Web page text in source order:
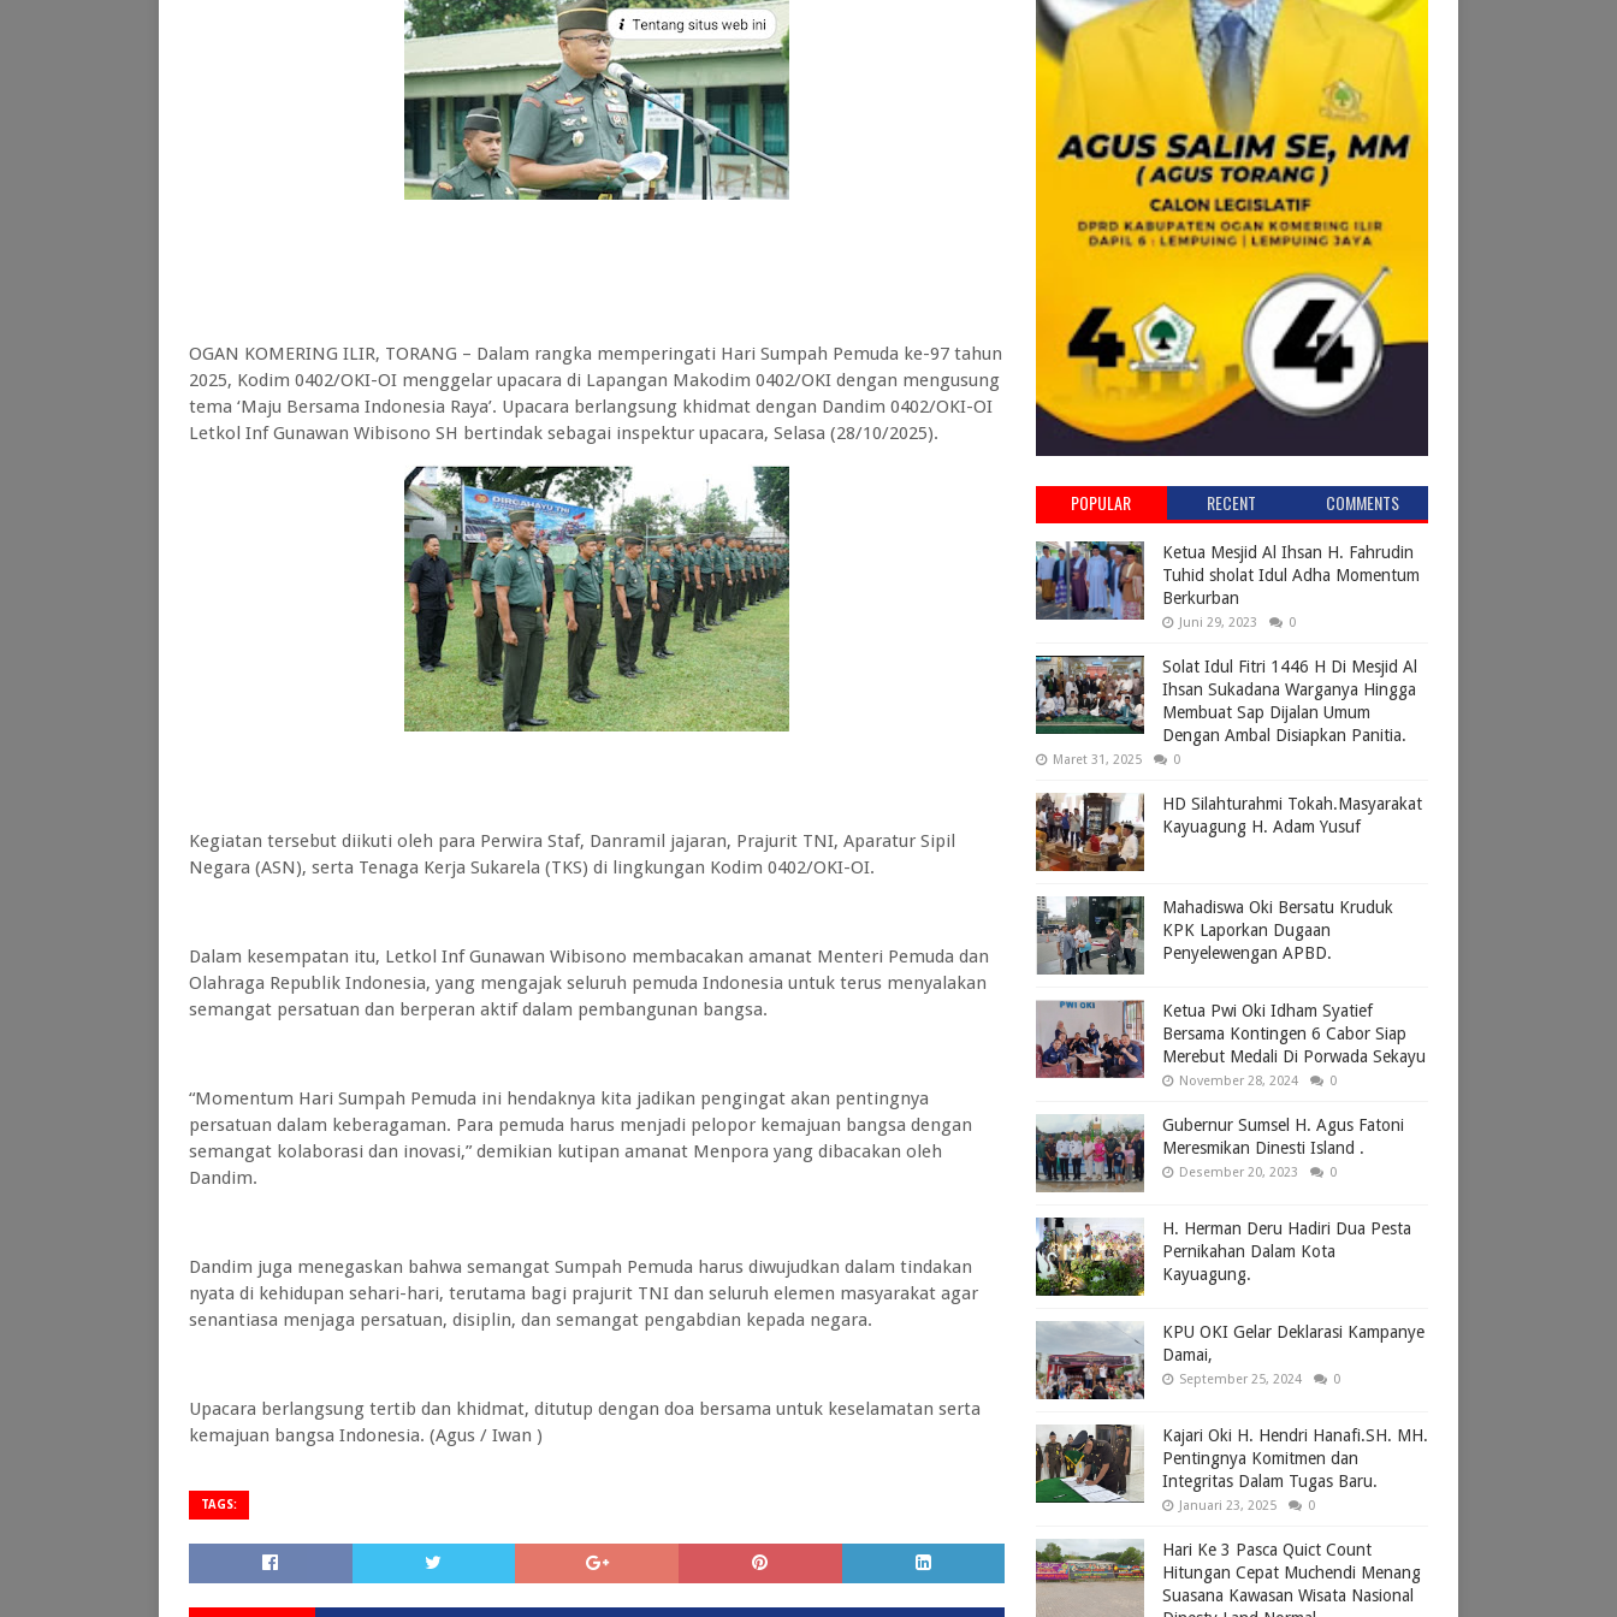
OGAN KOMERING ILIR, TORANG – Dalam rangka memperingati Hari Sumpah Pemuda ke-97 tahun
2025, Kodim 0402/OKI-OI menggelar upacara di Lapangan Makodim 0402/OKI dengan mengusung
tema ‘Maju Bersama Indonesia Raya’. Upacara berlangsung khidmat dengan Dandim 0402/OKI-OI
Letkol Inf Gunawan Wibisono SH bertindak sebagai inspektur upacara, Selasa (28/10/2025).
Kegiatan tersebut diikuti oleh para Perwira Staf, Danramil jajaran, Prajurit TNI, Aparatur Sipil
Negara (ASN), serta Tenaga Kerja Sukarela (TKS) di lingkungan Kodim 0402/OKI-OI.
Dalam kesempatan itu, Letkol Inf Gunawan Wibisono membacakan amanat Menteri Pemuda dan
Olahraga Republik Indonesia, yang mengajak seluruh pemuda Indonesia untuk terus menyalakan
semangat persatuan dan berperan aktif dalam pembangunan bangsa.
“Momentum Hari Sumpah Pemuda ini hendaknya kita jadikan pengingat akan pentingnya
persatuan dalam keberagaman. Para pemuda harus menjadi pelopor kemajuan bangsa dengan
semangat kolaborasi dan inovasi,” demikian kutipan amanat Menpora yang dibacakan oleh
Dandim.
Dandim juga menegaskan bahwa semangat Sumpah Pemuda harus diwujudkan dalam tindakan
nyata di kehidupan sehari-hari, terutama bagi prajurit TNI dan seluruh elemen masyarakat agar
senantiasa menjaga persatuan, disiplin, dan semangat pengabdian kepada negara.
Upacara berlangsung tertib dan khidmat, ditutup dengan doa bersama untuk keselamatan serta
kemajuan bangsa Indonesia. (Agus / Iwan )
TAGS:
POPULAR RECENT COMMENTS
Ketua Mesjid Al Ihsan H. Fahrudin
Tuhid sholat Idul Adha Momentum
Berkurban
Juni 29, 2023 0
Solat Idul Fitri 1446 H Di Mesjid Al
Ihsan Sukadana Warganya Hingga
Membuat Sap Dijalan Umum
Dengan Ambal Disiapkan Panitia.
Maret 31, 2025 0
HD Silahturahmi Tokah.Masyarakat
Kayuagung H. Adam Yusuf
Mahadiswa Oki Bersatu Kruduk
KPK Laporkan Dugaan
Penyelewengan APBD.
Ketua Pwi Oki Idham Syatief
Bersama Kontingen 6 Cabor Siap
Merebut Medali Di Porwada Sekayu
November 28, 2024 0
Gubernur Sumsel H. Agus Fatoni
Meresmikan Dinesti Island .
Desember 20, 2023 0
H. Herman Deru Hadiri Dua Pesta
Pernikahan Dalam Kota
Kayuagung.
KPU OKI Gelar Deklarasi Kampanye
Damai,
September 25, 2024 0
Kajari Oki H. Hendri Hanafi.SH. MH.
Pentingnya Komitmen dan
Integritas Dalam Tugas Baru.
Januari 23, 2025 0
Hari Ke 3 Pasca Quict Count
Hitungan Cepat Muchendi Menang
Suasana Kawasan Wisata Nasional